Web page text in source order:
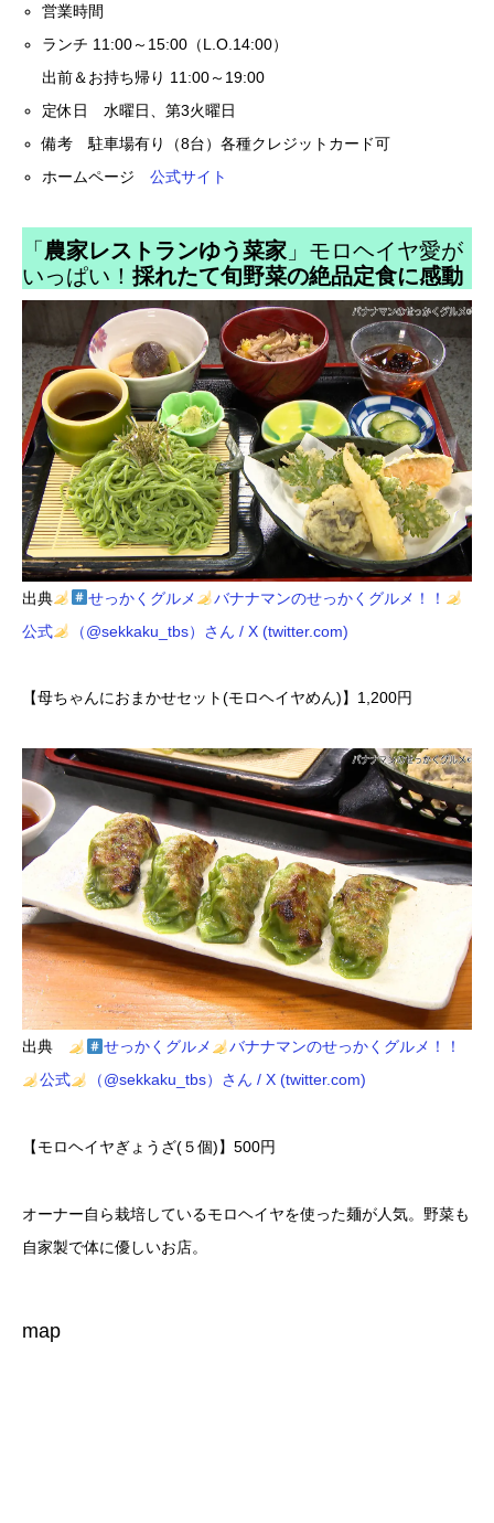
営業時間
ランチ 11:00～15:00（L.O.14:00）
出前＆お持ち帰り 11:00～19:00
定休日 水曜日、第3火曜日
備考 駐車場有り（8台）各種クレジットカード可
ホームページ公式サイト
「農家レストランゆう菜家 」モロヘイヤ愛が
いっぱい！ 採れたて旬野菜の絶品定食に感動
出典 せっかくグルメ
バナナマンのせっかくグルメ！！
公式
（@sekkaku_tbs）さん / X (twitter.com)
【母ちゃんにおまかせセット(モロヘイヤめん)】1,200円
出典 せっかくグルメ
バナナマンのせっかくグルメ！！
公式
（@sekkaku_tbs）さん / X (twitter.com)
【モロヘイヤぎょうざ(５個)】500円
オーナー自ら栽培しているモロヘイヤを使った麺が人気。野菜も
自家製で体に優しいお店。
map